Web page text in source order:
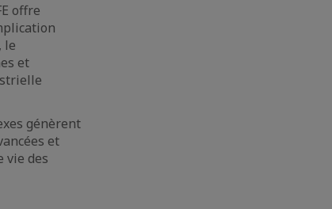
offre
le
et
génèrent
et
vie des